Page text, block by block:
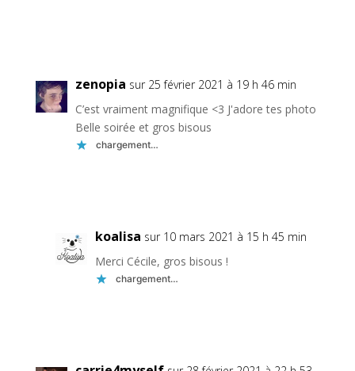
zenopia sur 25 février 2021 à 19 h 46 min
C’est vraiment magnifique <3 J'adore tes photo
Belle soirée et gros bisous
chargement…
koalisa sur 10 mars 2021 à 15 h 45 min
Merci Cécile, gros bisous !
chargement…